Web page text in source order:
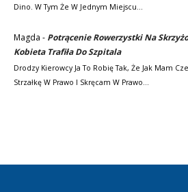
Dino. W Tym Że W Jednym Miejscu…
Magda - Potrącenie Rowerzystki Na
Kobieta Trafiła Do Szpitala
Drodzy Kierowcy Ja To Robię Tak, Że Jak Mam
Strzałkę W Prawo I Skręcam W Prawo…